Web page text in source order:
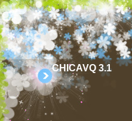
CHICAVQ 3.1